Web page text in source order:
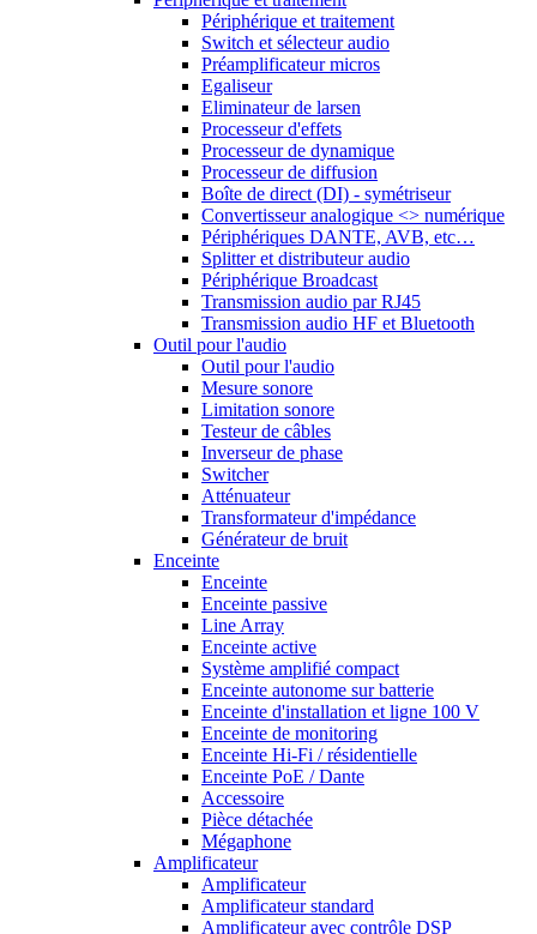
Périphérique et traitement
Switch et sélecteur audio
Préamplificateur micros
Egaliseur
Eliminateur de larsen
Processeur d'effets
Processeur de dynamique
Processeur de diffusion
Boîte de direct (DI) - symétriseur
Convertisseur analogique <> numérique
Périphériques DANTE, AVB, etc…
Splitter et distributeur audio
Périphérique Broadcast
Transmission audio par RJ45
Transmission audio HF et Bluetooth
Outil pour l'audio
Outil pour l'audio
Mesure sonore
Limitation sonore
Testeur de câbles
Inverseur de phase
Switcher
Atténuateur
Transformateur d'impédance
Générateur de bruit
Enceinte
Enceinte
Enceinte passive
Line Array
Enceinte active
Système amplifié compact
Enceinte autonome sur batterie
Enceinte d'installation et ligne 100 V
Enceinte de monitoring
Enceinte Hi-Fi / résidentielle
Enceinte PoE / Dante
Accessoire
Pièce détachée
Mégaphone
Amplificateur
Amplificateur
Amplificateur standard
Amplificateur avec contrôle DSP